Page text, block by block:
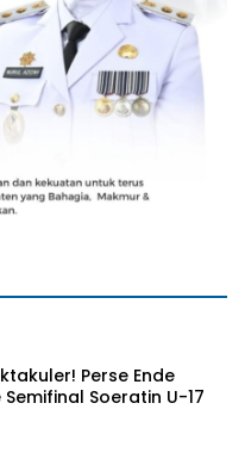
Perse Ende
Soeratin U-17